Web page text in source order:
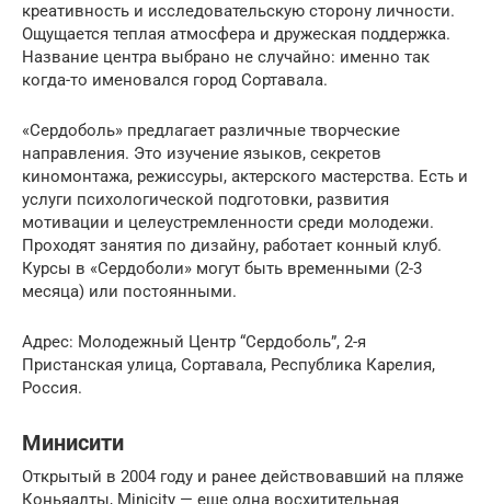
креативность и исследовательскую сторону личности.
Ощущается теплая атмосфера и дружеская поддержка.
Название центра выбрано не случайно: именно так
когда-то именовался город Сортавала.
«Сердоболь» предлагает различные творческие
направления. Это изучение языков, секретов
киномонтажа, режиссуры, актерского мастерства. Есть и
услуги психологической подготовки, развития
мотивации и целеустремленности среди молодежи.
Проходят занятия по дизайну, работает конный клуб.
Курсы в «Сердоболи» могут быть временными (2-3
месяца) или постоянными.
Адрес: Молодежный Центр “Сердоболь”, 2-я
Пристанская улица, Сортавала, Республика Карелия,
Россия.
Минисити
Открытый в 2004 году и ранее действовавший на пляже
Коньяалты, Minicity — еще одна восхитительная